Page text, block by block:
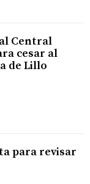
Central
cesar al
de Lillo
para revisar